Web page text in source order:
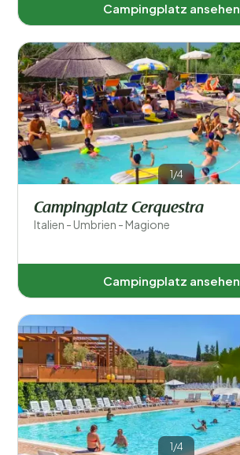
Campingplatz ansehen
1/4
Campingplatz Cerquestra
Italien - Umbrien - Magione
Campingplatz ansehen
1/4